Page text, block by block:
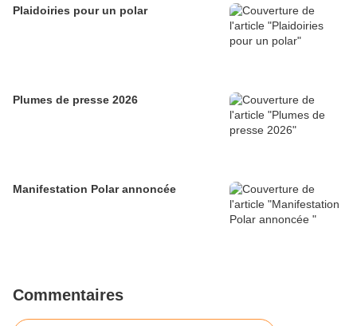
Plaidoiries pour un polar
Plumes de presse 2026
Manifestation Polar annoncée
Commentaires